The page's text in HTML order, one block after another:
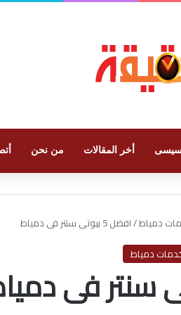
أخر المقالات من نحن
دمياط/افضل 5 بيوتى سنتر فى دمياط
دمياط